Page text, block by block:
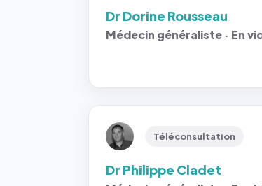
Dr Dorine Rousseau
Médecin généraliste · En
Téléconsultation
Dr Philippe Cladet